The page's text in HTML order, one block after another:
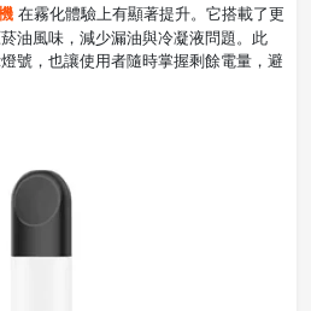
在霧化體驗上有顯著提升。它搭載了更
油風味，減少漏油與冷凝液問題。此
號，也讓使用者隨時掌握剩餘電量，避